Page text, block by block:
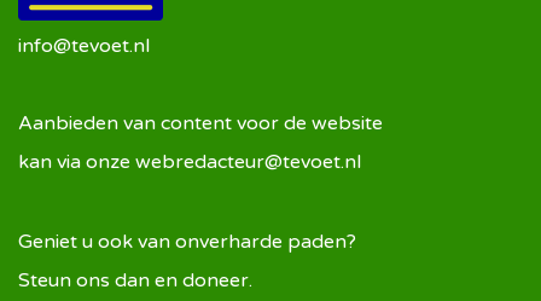
info@tevoet.nl
Aanbieden van content voor de website
kan via onze webredacteur@tevoet.nl
Geniet u ook van onverharde paden?
Steun ons dan en doneer.